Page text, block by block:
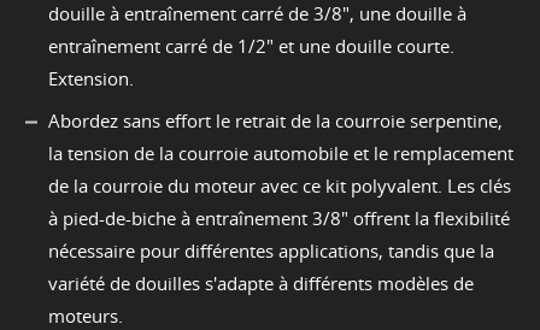
douille à entraînement carré de 3/8", une douille à
entraînement carré de 1/2" et une douille courte.
Extension.
Abordez sans effort le retrait de la courroie serpentine,
la tension de la courroie automobile et le remplacement
de la courroie du moteur avec ce kit polyvalent. Les clés
à pied-de-biche à entraînement 3/8" offrent la flexibilité
nécessaire pour différentes applications, tandis que la
variété de douilles s'adapte à différents modèles de
moteurs.